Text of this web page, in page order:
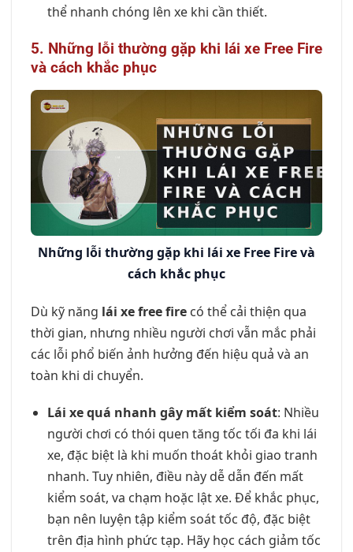
thể nhanh chóng lên xe khi cần thiết.
5. Những lỗi thường gặp khi lái xe Free Fire
và cách khắc phục
Những lỗi thường gặp khi lái xe Free Fire và
cách khắc phục
Dù kỹ năng lái xe free fire có thể cải thiện qua
thời gian, nhưng nhiều người chơi vẫn mắc phải
các lỗi phổ biến ảnh hưởng đến hiệu quả và an
toàn khi di chuyển.
Lái xe quá nhanh gây mất kiểm soát: Nhiều
người chơi có thói quen tăng tốc tối đa khi lái
xe, đặc biệt là khi muốn thoát khỏi giao tranh
nhanh. Tuy nhiên, điều này dễ dẫn đến mất
kiểm soát, va chạm hoặc lật xe. Để khắc phục,
bạn nên luyện tập kiểm soát tốc độ, đặc biệt
trên địa hình phức tạp. Hãy học cách giảm tốc